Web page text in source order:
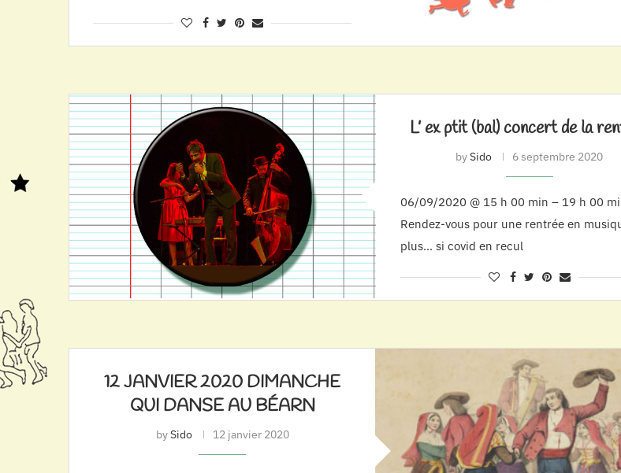
L’ ex ptit (bal) concert de la
bySido 6 septembre 2020
06/09/2020 @ 15 h 00 min – 19 h 00
Rendez-vous pour une rentrée en
plus… si covid en recul
12 JANVIER 2020 DIMANCHE
QUI DANSE AU BÉARN
bySido 12 janvier 2020